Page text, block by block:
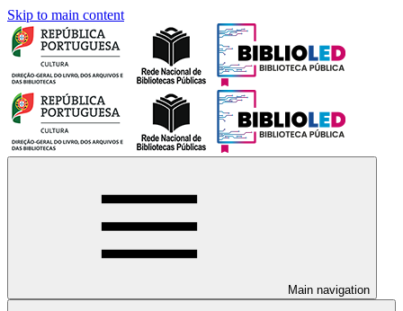
Skip to main content
Main navigation